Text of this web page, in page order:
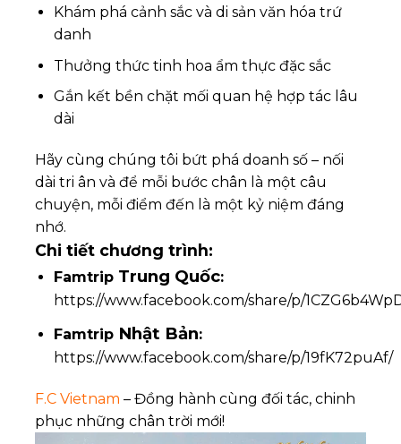
Khám phá cảnh sắc và di sản văn hóa trứ
danh
Thưởng thức tinh hoa ẩm thực đặc sắc
Gắn kết bền chặt mối quan hệ hợp tác lâu
dài
Hãy cùng chúng tôi bứt phá doanh số – nối
dài tri ân và để mỗi bước chân là một câu
chuyện, mỗi điểm đến là một kỷ niệm đáng
nhớ.
Chi tiết chương trình:
Famtrip Trung Quốc:
https://www.facebook.com/share/p/
Famtrip Nhật Bản:
https://www.facebook.com/share/p/19fK72puAf/
F.C Vietnam – Đồng hành cùng đối tác, chinh
phục những chân trời mới!